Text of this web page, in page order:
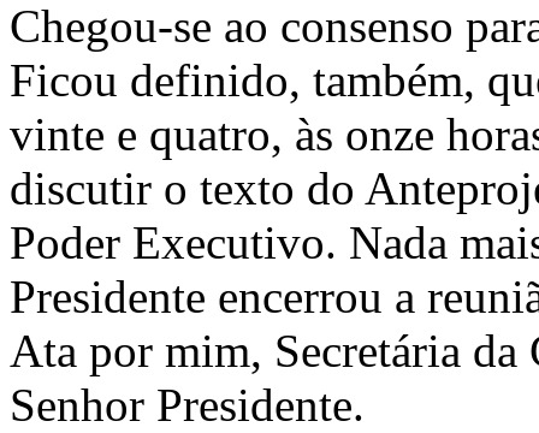
Chegou-se ao consenso
Ficou definido, também,
vinte e quatro, às onze
discutir o texto do
Poder Executivo. Nada
Presidente encerrou a
Ata por mim, Secretária da
Senhor Presidente.